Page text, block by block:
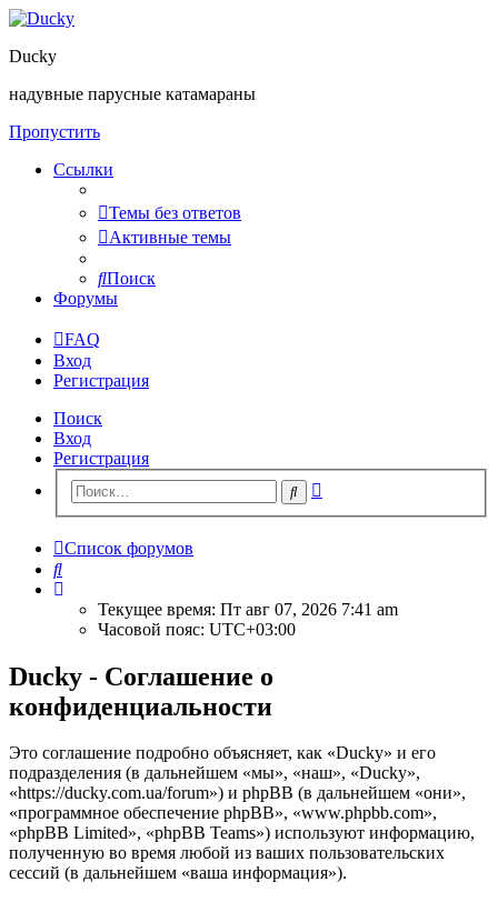
Ducky
надувные парусные катамараны
Пропустить
Ссылки
Темы без ответов
Активные темы
Поиск
Форумы
FAQ
Вход
Регистрация
Поиск
Вход
Регистрация
Поиск
Список форумов
Поиск
Текущее время: Пт авг 07, 2026 7:41 am
Часовой пояс: UTC+03:00
Ducky - Соглашение о
конфиденциальности
Это соглашение подробно объясняет, как «Ducky» и его
подразделения (в дальнейшем «мы», «наш», «Ducky»,
«https://ducky.com.ua/forum») и phpBB (в дальнейшем «они»,
«программное обеспечение phpBB», «www.phpbb.com»,
«phpBB Limited», «phpBB Teams») используют информацию,
полученную во время любой из ваших пользовательских
сессий (в дальнейшем «ваша информация»).